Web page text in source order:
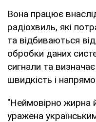
Вона працює
радіохвиль, які
та відбиваються
обробки даних
сигнали та
швидкість і
"Неймовірно жирна
уражена